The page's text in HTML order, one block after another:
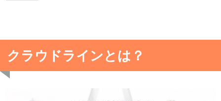
クラウドラインとは？